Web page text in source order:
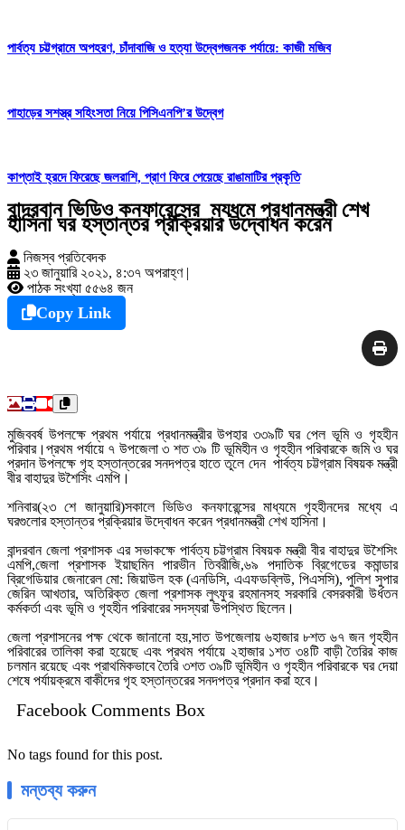
পার্বত্য চট্টগ্রামে অপহরণ, চাঁদাবাজি ও হত্যা উদ্বেগজনক পর্যায়ে: কাজী মজিব
পাহাড়ের সশস্ত্র সহিংসতা নিয়ে পিসিএনপি’র উদ্বেগ
কাপ্তাই হ্রদে ফিরেছে জলরাশি, প্রাণ ফিরে পেয়েছে রাঙামাটির প্রকৃতি
বান্দরবান ভিডিও কনফারেন্সের ম্যধমে প্রধানমন্ত্রী শেখ
হাসিনা ঘর হস্তান্তর প্রক্রিয়ার উদ্বোধন করেন
নিজস্ব প্রতিবেদক
২৩ জানুয়ারি ২০২১, ৪:৩৭ অপরাহ্ণ |
পাঠক সংখ্যা ৫৫৬৪ জন
Copy Link
মুজিববর্ষ উপলক্ষে প্রথম পর্যায়ে প্রধানমন্ত্রীর উপহার ৩৩৯টি ঘর পেল ভূমি ও গৃহহীন
পরিবার।প্রথম পর্যায়ে ৭ উপজেলা ৩ শত ৩৯ টি ভূমিহীন ও গৃহহীন পরিবারকে জমি ও ঘর
প্রদান উপলক্ষে গৃহ হস্তান্তরের সনদপত্র হাতে তুলে দেন পার্বত্য চট্টগ্রাম বিষয়ক মন্ত্রী
বীর বাহাদুর উশৈসিং এমপি।
শনিবার(২৩ শে জানুয়ারি)সকালে ভিডিও কনফারেন্সের মাধ্যমে গৃহহীনদের মধ্যে এ
ঘরগুলোর হস্তান্তর প্রক্রিয়ার উদ্বোধন করেন প্রধানমন্ত্রী শেখ হাসিনা।
বান্দরবান জেলা প্রশাসক এর সভাকক্ষে পার্বত্য চট্টগ্রাম বিষয়ক মন্ত্রী বীর বাহাদুর উশৈসিং
এমপি,জেলা প্রশাসক ইয়াছমিন পারভীন তিবরীজি,৬৯ পদাতিক ব্রিগেডের কমান্ডার
ব্রিগেডিয়ার জেনারেল মো: জিয়াউল হক (এনডিসি, এএফডব্লিউ, পিএসসি), পুলিশ সুপার
জেরিন আখতার, অতিরিক্ত জেলা প্রশাসক লুৎফুর রহমানসহ সরকারি বেসরকারী উর্ধতন
কর্মকর্তা এবং ভূমি ও গৃহহীন পরিবারের সদস্যরা উপস্থিত ছিলেন।
জেলা প্রশাসনের পক্ষ থেকে জানানো হয়,সাত উপজেলায় ৬হাজার ৮শত ৬৭ জন গৃহহীন
পরিবারের তালিকা করা হয়েছে এবং প্রথম পর্যায়ে ২হাজার ১শত ৩৪টি বাড়ী তৈরির কাজ
চলমান রয়েছে এবং প্রাথমিকভাবে তৈরি ৩শত ৩৯টি ভূমিহীন ও গৃহহীন পরিবারকে ঘর দেয়া
শেষে পর্যায়ক্রমে বাকীদের গৃহ হস্তান্তরের সনদপত্র প্রদান করা হবে।
Facebook Comments Box
No tags found for this post.
মন্তব্য করুন